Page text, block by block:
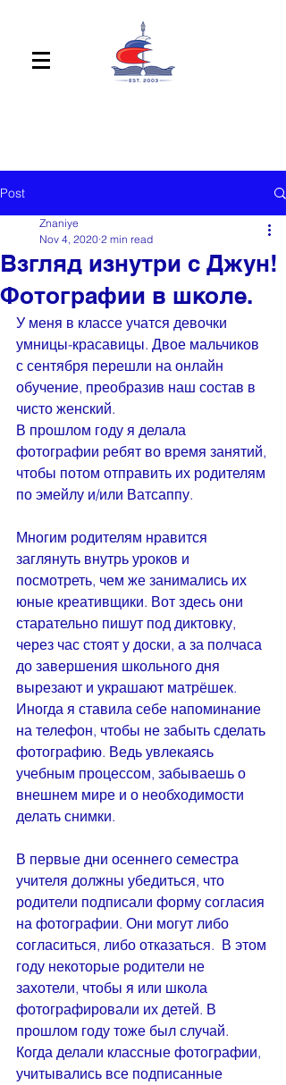
Post
Взгляд изнутри с Джун!
Фотографии в школе.
Znaniye
Nov 4, 2020 2 min read
У меня в классе учатся девочки
умницы-красавицы. Двое мальчиков
с сентября перешли на онлайн
обучение, преобразив наш состав в
чисто женский.
В прошлом году я делала
фотографии ребят во время занятий,
чтобы потом отправить их родителям
по эмейлу и/или Ватсаппу.
Многим родителям нравится
заглянуть внутрь уроков и
посмотреть, чем же занимались их
юные креативщики. Вот здесь они
старательно пишут под диктовку,
через час стоят у доски, а за полчаса
до завершения школьного дня
вырезают и украшают матрёшек.
Иногда я ставила себе напоминание
на телефон, чтобы не забыть сделать
фотографию. Ведь увлекаясь
учебным процессом, забываешь о
внешнем мире и о необходимости
делать снимки.
В первые дни осеннего семестра
учителя должны убедиться, что
родители подписали форму согласия
на фотографии. Они могут либо
согласиться, либо отказаться.  В этом
году некоторые родители не
захотели, чтобы я или школа
фотографировали их детей. В
прошлом году тоже был случай.
Когда делали классные фотографии,
учитывались все подписанные